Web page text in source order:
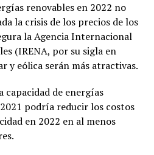
renovables en 2022 no
la crisis de los precios de los
la Agencia Internacional
(IRENA, por su sigla en
y eólica serán más atractivas.
capacidad de energías
podría reducir los costos
en 2022 en al menos